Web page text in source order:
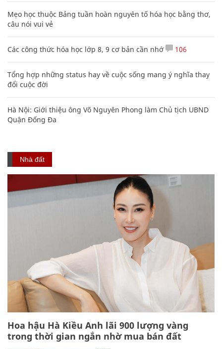
Mẹo học thuộc Bảng tuần hoàn nguyên tố hóa học bằng thơ,
câu nói vui vẻ
Các công thức hóa học lớp 8, 9 cơ bản cần nhớ 106
Tổng hợp những status hay về cuộc sống mang ý nghĩa thay
đổi cuộc đời
Hà Nội: Giới thiệu ông Võ Nguyên Phong làm Chủ tịch UBND
Quận Đống Đa
Nhà đất
Hoa hậu Hà Kiều Anh lãi 900 lượng vàng
trong thời gian ngắn nhờ mua bán đất